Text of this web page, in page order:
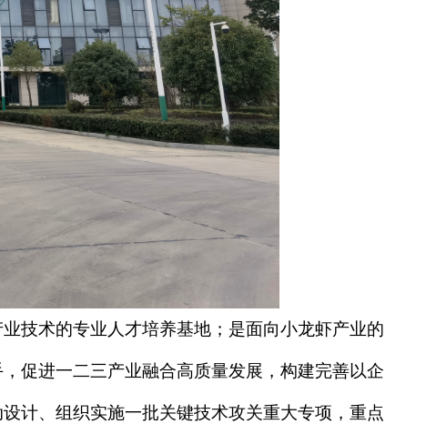
技术的专业人才培养基地；是面向小龙虾产业的
促进一二三产业融合高质量发展，构建完善以企
计、组织实施一批关键技术攻关重大专项，重点